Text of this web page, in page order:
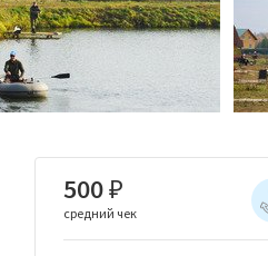
500₽
средний чек